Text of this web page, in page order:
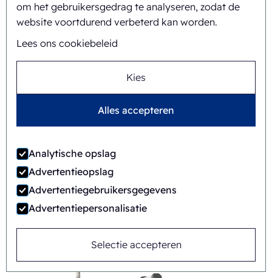
om het gebruikersgedrag te analyseren, zodat de
website voortdurend verbeterd kan worden.
Lees ons cookiebeleid
Kies
Alles accepteren
Analytische opslag
Advertentieopslag
Advertentiegebruikersgegevens
Advertentiepersonalisatie
Selectie accepteren
FAB8-1418-APB
Automatisch Rotary